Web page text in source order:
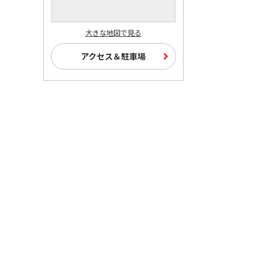
大きな地図で見る
アクセス＆駐車場